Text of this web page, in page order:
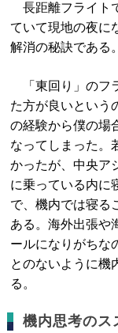
長距離フライト
ていて現地の夜に
解消の秘訣である。
「東回り」のフ
た方が良いという
の経験から僕の場
なってしまった。
かったが、中央ア
に乗っている内に
で、機内では寝る
ある。海外出張や
ールになりがちな
とのないように機
る。
機内思考のス